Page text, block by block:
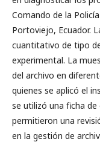
Comando de la
Portoviejo, Ecuador.
cuantitativo de tipo
experimental. La
del archivo en
quienes se aplicó el
se utilizó una ficha
permitieron una
en la gestión de